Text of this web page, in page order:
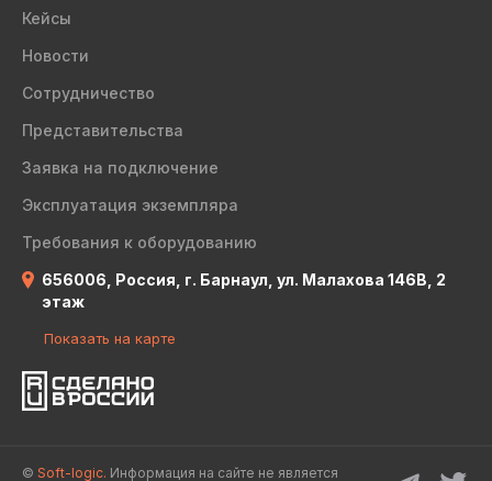
Кейсы
Новости
Сотрудничество
Представительства
Заявка на подключение
Эксплуатация экземпляра
Требования к оборудованию
656006, Россия, г. Барнаул, ул. Малахова 146В, 2
этаж
Показать на карте
© Soft-logic. Информация на сайте не является